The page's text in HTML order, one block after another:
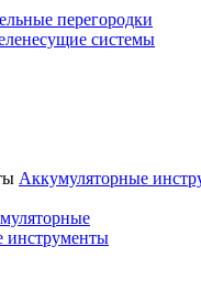
перегородки
системы
Аккумуляторные
инструменты